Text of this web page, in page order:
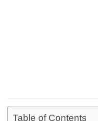
Table of Contents